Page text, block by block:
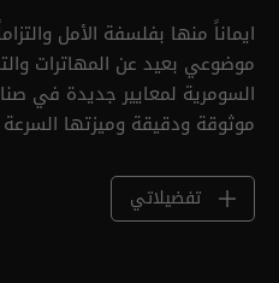
ايماناً منها بفلسفة الأمل
موضوعي بعيد عن المهاترات
السومرية لمعايير جديدة في
موثوقة ودقيقة وميزتها السرعة
تفضيلاتي